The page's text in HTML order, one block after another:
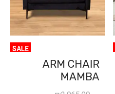
SALE
ARM CHAIR
MAMBA